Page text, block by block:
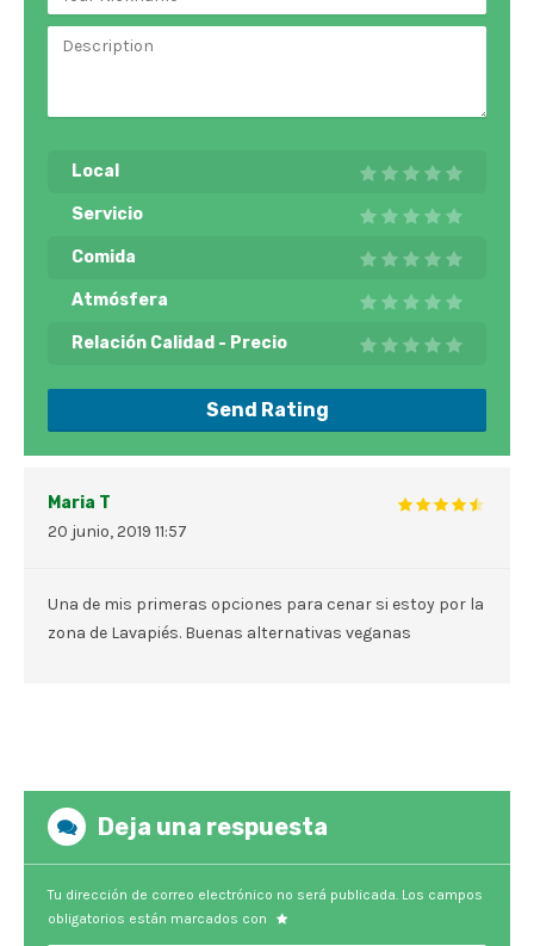
Local
Servicio
Comida
Atmósfera
Relación Calidad - Precio
Send Rating
Maria T
20 junio, 2019 11:57
Una de mis primeras opciones para cenar si estoy por la
zona de Lavapiés. Buenas alternativas veganas
Deja una respuesta
Tu dirección de correo electrónico no será publicada. Los campos
obligatorios están marcados con